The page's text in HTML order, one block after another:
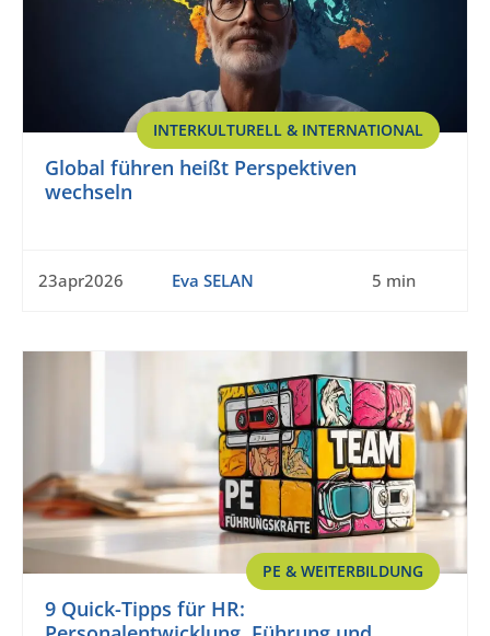
INTERKULTURELL & INTERNATIONAL
Global führen heißt Perspektiven
wechseln
23apr2026 Eva SELAN 5 min
PE & WEITERBILDUNG
9 Quick-Tipps für HR: